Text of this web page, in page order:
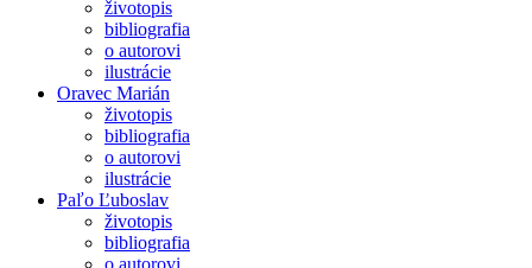
životopis
bibliografia
o autorovi
ilustrácie
Oravec Marián
životopis
bibliografia
o autorovi
ilustrácie
Paľo Ľuboslav
životopis
bibliografia
o autorovi